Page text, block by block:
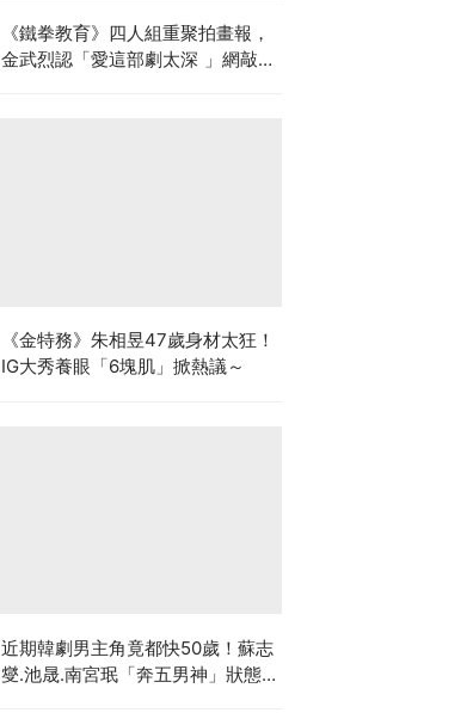
《鐵拳教育》四人組重聚拍畫報，
金武烈認「愛這部劇太深 」網敲：
《金特務》朱相昱47歲身材太狂！
IG大秀養眼「6塊肌」掀熱議～
近期韓劇男主角竟都快50歲！蘇志
燮.池晟.南宮珉「奔五男神」狀態